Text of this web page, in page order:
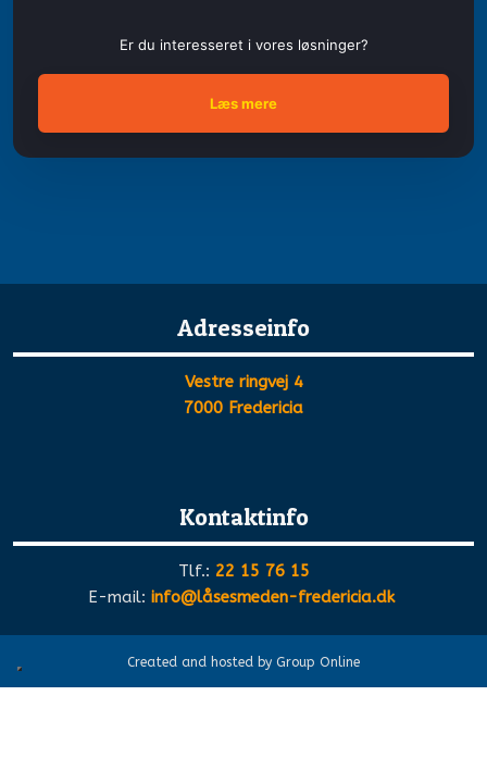
Er du inter​esseret i vores løsninger?
Læs mere​
​Adresseinfo
Vestre ringvej 4
7000 Fredericia
Kontaktinfo
Tlf.: 22 15 76 15
E-mail: info@låsesmeden-fredericia.dk
Created and hosted by Group Online